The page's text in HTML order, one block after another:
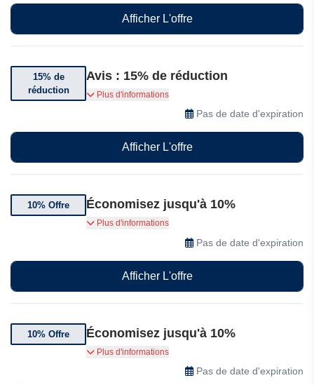
Afficher L'offre
15% de
réduction
Avis : 15% de réduction
Bénéficiez jusqu’à 15% de réduction sur vos
réservations partout en Europe
Plus d'informations
Pas de date d'expiration
Afficher L'offre
10% Offre Économisez jusqu'à 10%
Bénéficiez de 10% de réduction chez Avis
Plus d'informations
Pas de date d'expiration
Afficher L'offre
10% Offre Économisez jusqu'à 10%
10 % de remise sur vos locations Avis* Obtenez
10% de remise sous forme de carte cadeau
Amazon.co.uk pour vos locations partout dans le
Plus d'informations
Pas de date d'expiration